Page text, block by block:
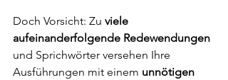
Doch Vorsicht: Zu viele
aufeinanderfolgende Redewendungen
und Sprichwörter versehen Ihre
Ausführungen mit einem unnötigen